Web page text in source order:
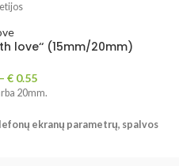
love‘‘ (15mm/20mm)
– € 0.55
20mm.
ekranų parametrų, spalvos